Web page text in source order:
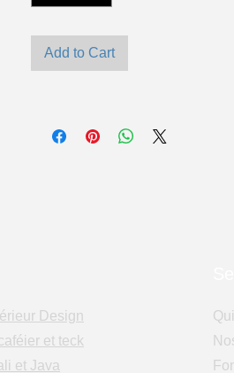
Add to Cart
Design
et teck
et Java